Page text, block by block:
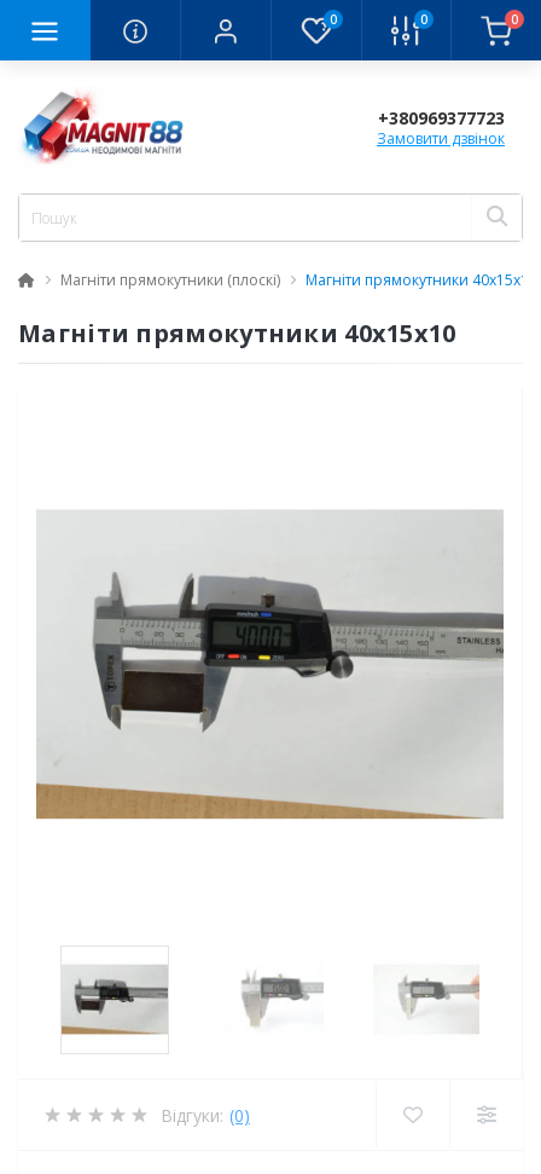
0 0 0
+380969377723
Замовити дзвінок
Магніти прямокутники (плоскі) Магніти прямокутники 40x15x10
Магніти прямокутники 40x15x10
Відгуки: (0)